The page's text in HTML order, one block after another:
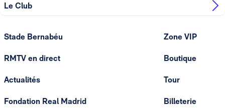
Le Club
Stade Bernabéu
RMTV en direct
Actualités
Fondation Real Madrid
Zone VIP
Boutique
Tour
Billeterie